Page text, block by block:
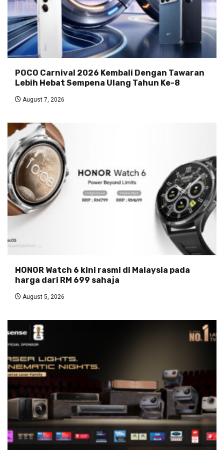
POCO Carnival 2026 Kembali Dengan Tawaran
Lebih Hebat Sempena Ulang Tahun Ke-8
August 7, 2026
HONOR Watch 6 kini rasmi di Malaysia pada
harga dari RM 699 sahaja
August 5, 2026